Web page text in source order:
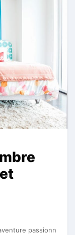
passionn